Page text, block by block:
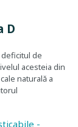
D
de
acesteia din
naturală a